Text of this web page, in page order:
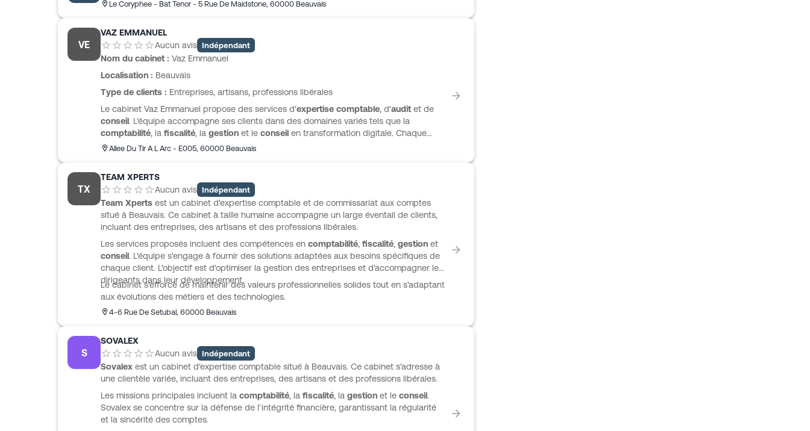
Le Coryphee - Bat Tenor - 5 Rue De Maidstone, 60000 Beauvais
VE
VAZ EMMANUEL
Aucun avis Indépendant
Nom du cabinet : Vaz Emmanuel
Localisation : Beauvais
Type de clients : Entreprises, artisans, professions libérales
Le cabinet Vaz Emmanuel propose des services d'expertise comptable, d'audit et de
conseil. L'équipe accompagne ses clients dans des domaines variés tels que la
comptabilité, la fiscalité, la gestion et le conseil en transformation digitale. Chaque
client bénéficie d'une approche adaptée à ses besoins spécifiques, quels que soient sa
Allee Du Tir A L Arc - E005, 60000 Beauvais
TX
TEAM XPERTS
Aucun avis Indépendant
Team Xperts est un cabinet d'expertise comptable et de commissariat aux comptes
situé à Beauvais. Ce cabinet à taille humaine accompagne un large éventail de clients,
incluant des entreprises, des artisans et des professions libérales.
Les services proposés incluent des compétences en comptabilité, fiscalité, gestion et
conseil. L'équipe s'engage à fournir des solutions adaptées aux besoins spécifiques de
chaque client. L'objectif est d'optimiser la gestion des entreprises et d'accompagner les
dirigeants dans leur développement.
Le cabinet s'efforce de maintenir des valeurs professionnelles solides tout en s'adaptant
aux évolutions des métiers et des technologies.
4-6 Rue De Setubal, 60000 Beauvais
S
SOVALEX
Aucun avis Indépendant
Sovalex est un cabinet d'expertise comptable situé à Beauvais. Ce cabinet s'adresse à
une clientèle variée, incluant des entreprises, des artisans et des professions libérales.
Les missions principales incluent la comptabilité, la fiscalité, la gestion et le conseil.
Sovalex se concentre sur la défense de l’intégrité financière, garantissant la régularité
et la sincérité des comptes.